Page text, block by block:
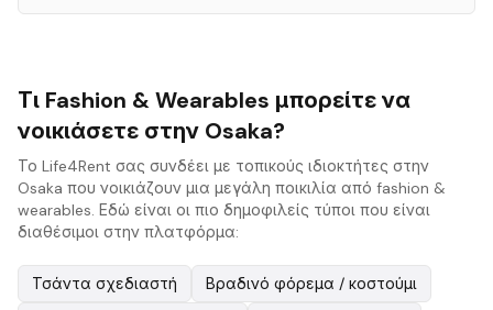
Τι Fashion & Wearables μπορείτε να
νοικιάσετε στην Osaka?
Το Life4Rent σας συνδέει με τοπικούς ιδιοκτήτες στην
Osaka που νοικιάζουν μια μεγάλη ποικιλία από fashion &
wearables. Εδώ είναι οι πιο δημοφιλείς τύποι που είναι
διαθέσιμοι στην πλατφόρμα:
Τσάντα σχεδιαστή
Βραδινό φόρεμα / κοστούμι